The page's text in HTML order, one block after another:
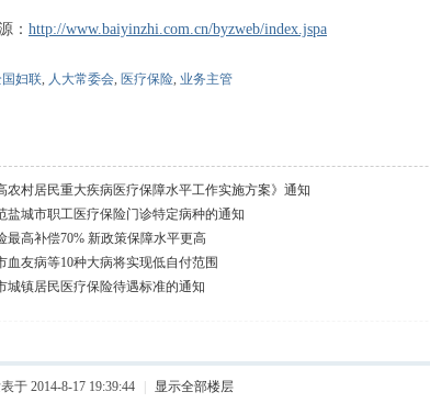
： http://www.baiyinzhi.com.cn/byzweb/index.jspa
妇联, 人大常委会, 医疗保险, 业务主管
农村居民重大疾病医疗保障水平工作实施方案》通知
盐城市职工医疗保险门诊特定病种的通知
最高补偿70% 新政策保障水平更高
血友病等10种大病将实现低自付范围
城镇居民医疗保险待遇标准的通知
于 2014-8-17 19:39:44 显示全部楼层